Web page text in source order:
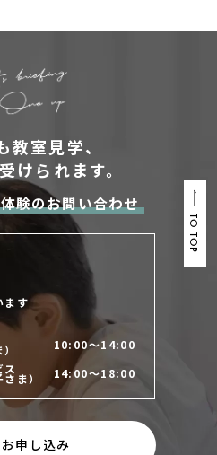
TO TOP
教室見学、
けられます。
験のお問い合わせ
ます
）
10:00～14:00
ス
さま） 14:00～18:00
申し込み